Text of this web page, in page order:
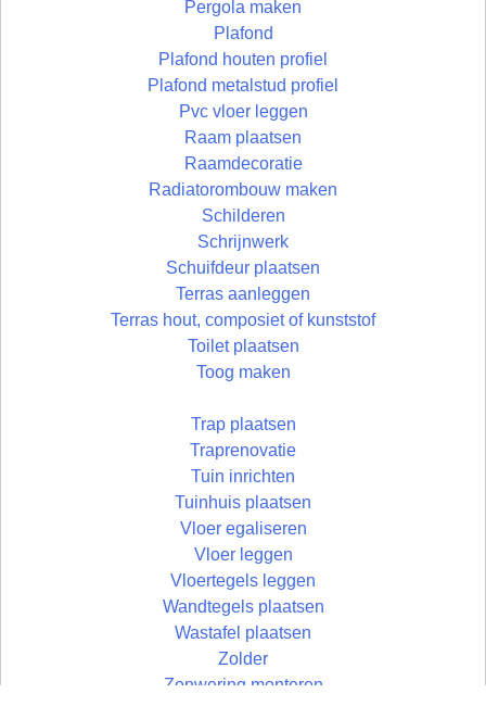
Pergola maken
Plafond
Plafond houten profiel
Plafond metalstud profiel
Pvc vloer leggen
Raam plaatsen
Raamdecoratie
Radiatorombouw maken
Schilderen
Schrijnwerk
Schuifdeur plaatsen
Terras aanleggen
Terras hout, composiet of kunststof
Toilet plaatsen
Toog maken
Trap plaatsen
Traprenovatie
Tuin inrichten
Tuinhuis plaatsen
Vloer egaliseren
Vloer leggen
Vloertegels leggen
Wandtegels plaatsen
Wastafel plaatsen
Zolder
Zonwering monteren